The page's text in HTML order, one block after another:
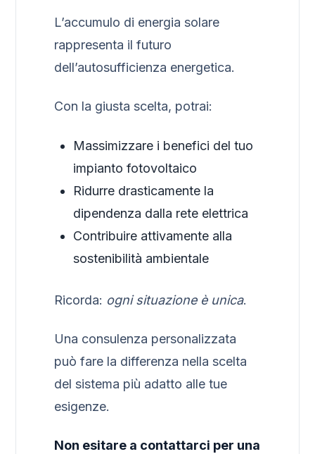
L’accumulo di energia solare
rappresenta il futuro
dell’autosufficienza energetica.
Con la giusta scelta, potrai:
Massimizzare i benefici del tuo
impianto fotovoltaico
Ridurre drasticamente la
dipendenza dalla rete elettrica
Contribuire attivamente alla
sostenibilità ambientale
Ricorda: ogni situazione è unica.
Una consulenza personalizzata
può fare la differenza nella scelta
del sistema più adatto alle tue
esigenze.
Non esitare a contattarci per una